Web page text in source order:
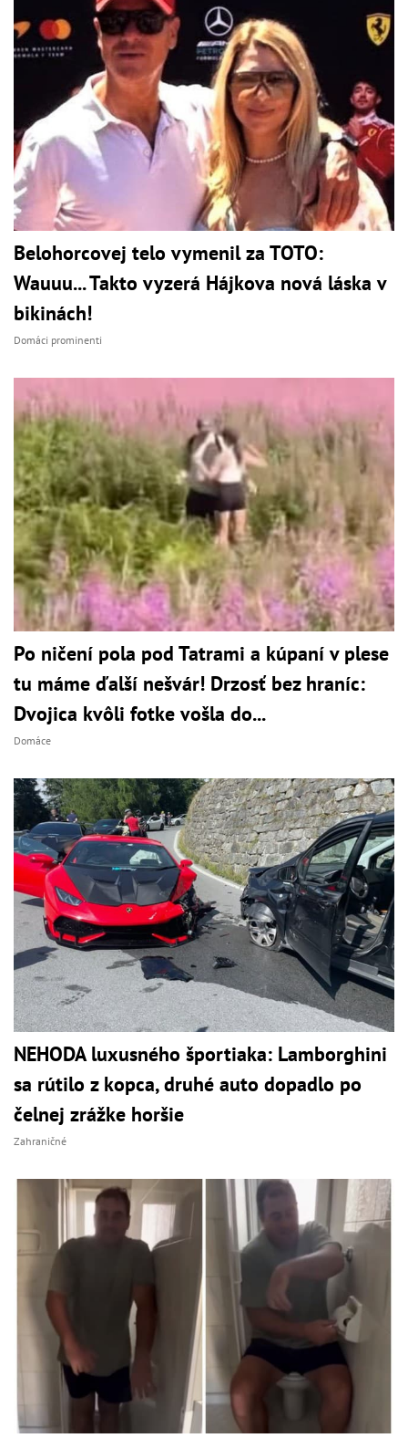
Belohorcovej telo vymenil za TOTO:
Wauuu... Takto vyzerá Hájkova nová láska v
bikinách!
Domáci prominenti
Po ničení pola pod Tatrami a kúpaní v plese
tu máme ďalší nešvár! Drzosť bez hraníc:
Dvojica kvôli fotke vošla do...
Domáce
NEHODA luxusného športiaka: Lamborghini
sa rútilo z kopca, druhé auto dopadlo po
čelnej zrážke horšie
Zahraničné